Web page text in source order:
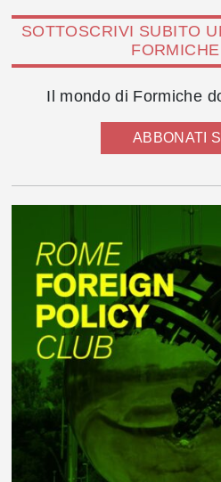
SOTTOSCRIVI SUBITO
Il mondo di Formiche
ABBONATI